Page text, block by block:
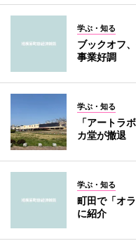
学ぶ・知る
ブックオフ
事業好調
学ぶ・知る
「アートラ
カ堂が撤退
学ぶ・知る
町田で「オ
に紹介